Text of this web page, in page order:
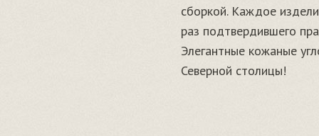
сборкой. Каждое
раз подтвердившего
Элегантные кожаные
Северной столицы!